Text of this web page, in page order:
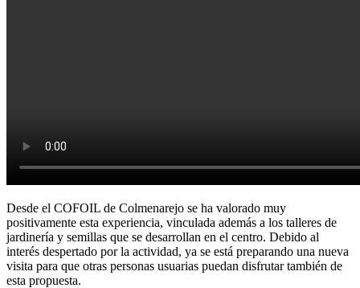
Desde el COFOIL de Colmenarejo se ha valorado muy
positivamente esta experiencia, vinculada además a los talleres de
jardinería y semillas que se desarrollan en el centro. Debido al
interés despertado por la actividad, ya se está preparando una nueva
visita para que otras personas usuarias puedan disfrutar también de
esta propuesta.